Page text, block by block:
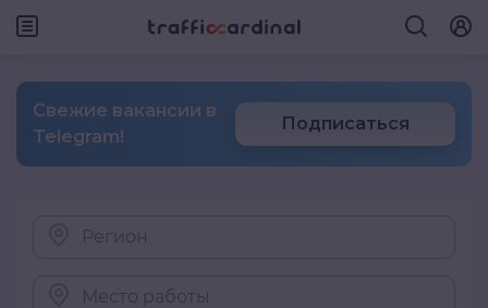
Свежие вакансии в
Telegram!
Подписаться
Регион
Место работы